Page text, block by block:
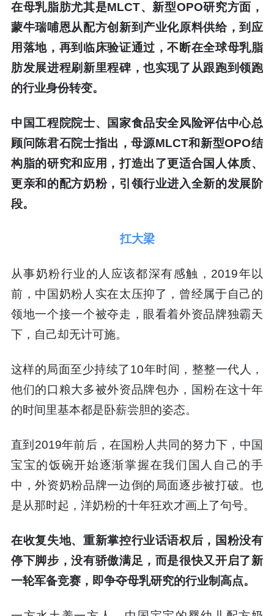
在母乳脂肪尤其是MLCT、新型OPO研究方面，
蒙牛瑞哺恩从配方创新到产业化原料供给，到应
用落地，再到临床验证通过，不断在全球母乳脂
肪发展进程刷新里程碑，也实现了从跟跑到领跑
的行业身份转变。
中国工程院院士、国家食品安全风险评估中心总
顾问陈君石院士指出，母源MLCT和新型OPO结
构脂的研究和应用，打造出了更适合国人体质、
更亲和的配方奶粉，引领行业进入全新的发展阶
段。
扛大梁
从事奶粉行业的人应该都深有感触，2019年以
前，中国奶粉人实在太压抑了，曾经属于自己的
领地一个接一个被夺走，眼看着外资品牌独霸天
下，自己却无计可施。
这样的局面至少持续了10年时间，整整一代人，
他们的口粮大多被外资品牌包办，国粉在这十年
的时间里基本都是卧薪尝胆的姿态。
直到2019年前后，在国粉人共同的努力下，中国
宝宝的饭碗开始逐渐掌握在我们国人自己的手
中，外资奶粉品牌一边倒的局面逐步被打破。也
是从那时起，洋奶粉的十年狂欢才画上了句号。
在收复失地、重新掌控行业话语权后，国粉没有
停下脚步，没有骄傲满足，而是很快又开启了新
一轮军备竞赛，即争夺母乳研究的行业制高点。